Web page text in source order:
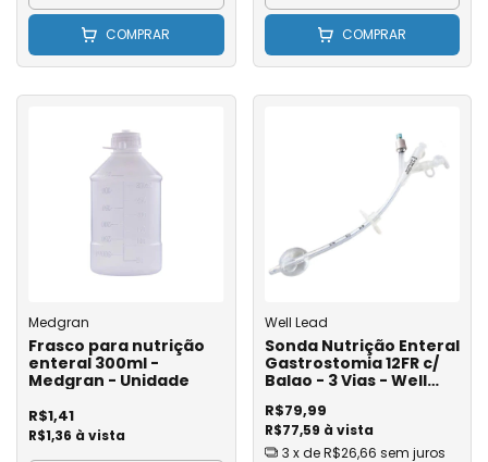
COMPRAR COMPRAR
Medgran
Frasco para nutrição
enteral 300ml -
Medgran - Unidade
R$1,36 à vista
R$1,41
Well Lead
Sonda Nutrição Enteral
Gastrostomia 12FR c/
Balao - 3 Vias - Well
R$77,59 à vista
R$79,99
3 x deR$26,66 sem juros